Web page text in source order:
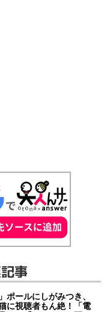
事
ポールにしがみつき、
に視聴者もん絶！「電